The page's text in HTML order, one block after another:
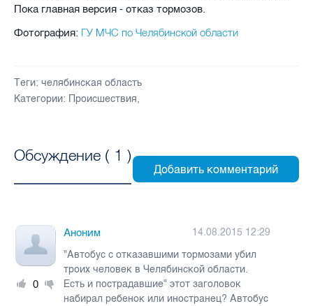
Пока главная версия - отказ тормозов.
Фотография: ГУ МЧС по Челябинской области
Теги: челябинская область
Категории: Происшествия,
Обсуждение ( 1 )
0
Аноним
14.08.2015 12:29
"Автобус с отказавшими тормозами убил
троих человек в Челябинской области.
Есть и пострадавшие" этот заголовок
набирал ребенок или иностранец? Автобус